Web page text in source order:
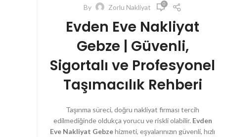
By Zorlu Nakliyat 0
Evden Eve Nakliyat
Gebze | Güvenli,
Sigortalı ve Profesyonel
Taşımacılık Rehberi
Taşınma süreci, doğru nakliyat firması tercih
edilmediğinde oldukça yorucu ve riskli olabilir. Evden
Eve Nakliyat Gebzehizmeti, eşyalarınızın güvenli, hızlı